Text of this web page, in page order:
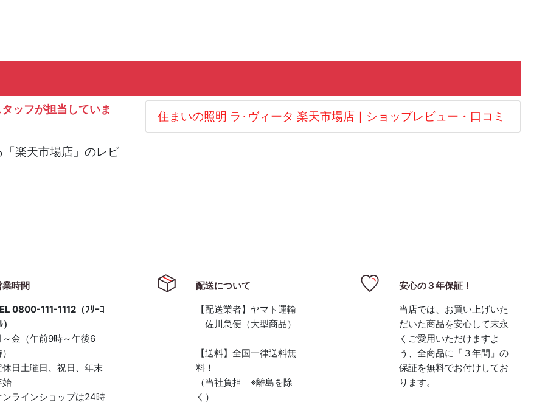
ッフが担当していま
楽天市場店」のレビ
住まいの照明 ラ･ヴィータ 楽天市場店｜ショップレビュー・口コミ
業時間
0800-111-1112（ﾌﾘｰｺ
～金（午前9時～午後6
休日土曜日、祝日、年末
始
ンラインショップは24時
配送について
【配送業者】ヤマト運輸
佐川急便（大型商品）
【送料】全国一律送料無
料！
（当社負担｜※離島を除
く）
安心の３年保証！
当店では、お買い上げいた
だいた商品を安心して末永
くご愛用いただけますよ
う、全商品に「３年間」の
保証を無料でお付けしてお
ります。